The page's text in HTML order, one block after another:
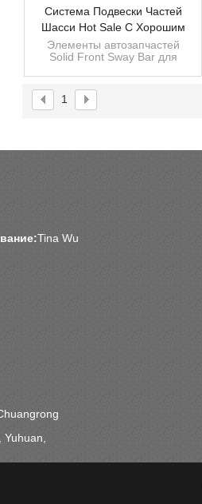
Система Подвески Частей
Шасси Hot Sale С Хорошим
Качеством Для Sway Bar
Элементы автозапчастей
Solid Front Sway Bar для
1
Tina Wu